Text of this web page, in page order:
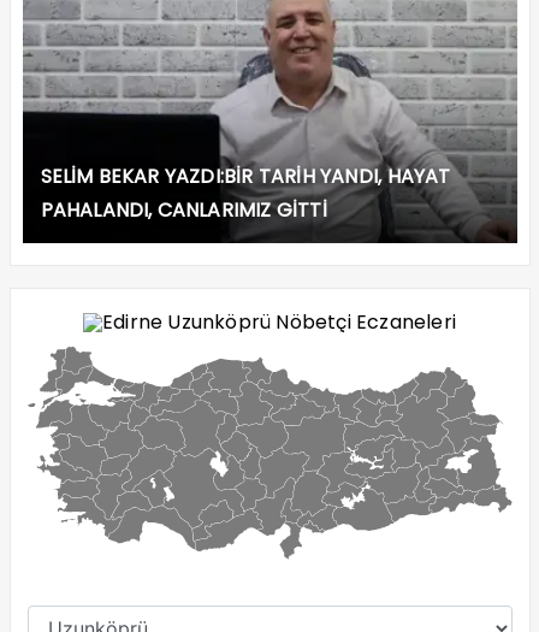
SELİM BEKAR YAZDI:BİR TARİH YANDI, HAYAT
PAHALANDI, CANLARIMIZ GİTTİ